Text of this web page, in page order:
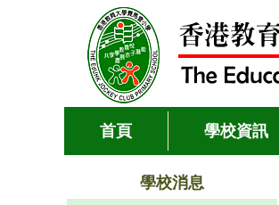
首頁 學校資訊
學校消息